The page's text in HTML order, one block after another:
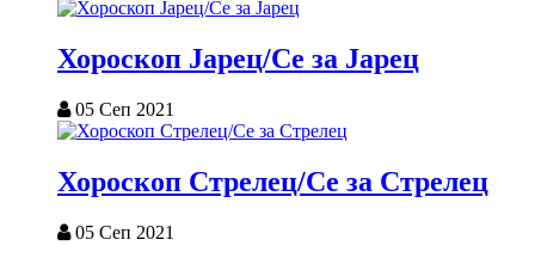
Хороскоп Јарец/Се за Јарец
05 Сеп 2021
Хороскоп Стрелец/Се за Стрелец
05 Сеп 2021